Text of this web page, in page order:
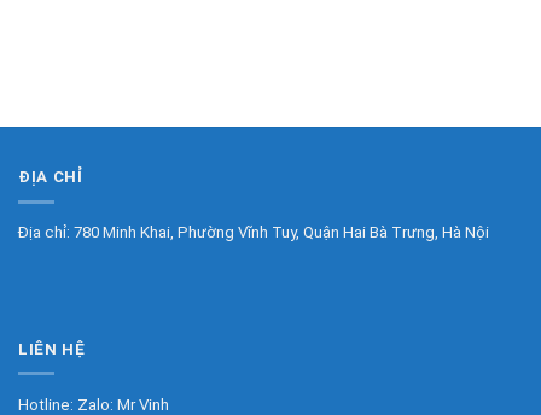
ĐỊA CHỈ
Địa chỉ: 780 Minh Khai, Phường Vĩnh Tuy, Quận Hai Bà Trưng, Hà Nội
LIÊN HỆ
Hotline: Zalo: Mr Vinh